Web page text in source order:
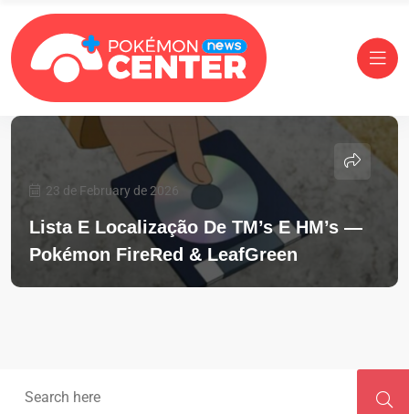
23 de February de 2026
Lista E Localização De TM’s E HM’s —
Pokémon FireRed & LeafGreen